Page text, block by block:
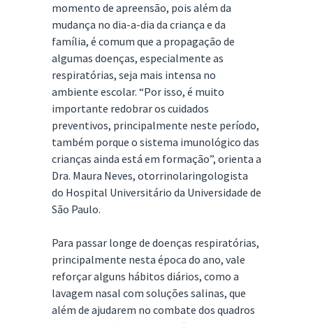
momento de apreensão, pois além da
mudança no dia-a-dia da criança e da
família, é comum que a propagação de
algumas doenças, especialmente as
respiratórias, seja mais intensa no
ambiente escolar. “Por isso, é muito
importante redobrar os cuidados
preventivos, principalmente neste período,
também porque o sistema imunológico das
crianças ainda está em formação”, orienta a
Dra. Maura Neves, otorrinolaringologista
do Hospital Universitário da Universidade de
São Paulo.
Para passar longe de doenças respiratórias,
principalmente nesta época do ano, vale
reforçar alguns hábitos diários, como a
lavagem nasal com soluções salinas, que
além de ajudarem no combate dos quadros